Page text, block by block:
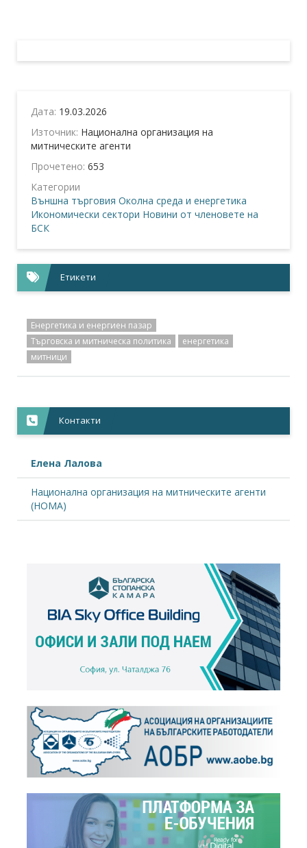
Дата: 19.03.2026
Източник: Национална организация на
митническите агенти
Прочетено: 653
Категории
Външна търговия Околна среда и енергетика
Икономически сектори Новини от членовете на
БСК
Етикети
Енергетика и енергиен пазар
Търговска и митническа политика
енергетика
митници
Контакти
Елена Лалова
Национална организация на митническите агенти
(НОМА)